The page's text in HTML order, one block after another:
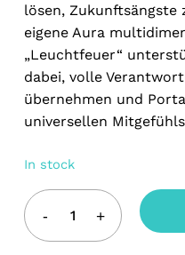
lösen, Zukunftsängste
eigene Aura
„Leuchtfeuer“
dabei, volle
übernehmen und
universellen
In stock